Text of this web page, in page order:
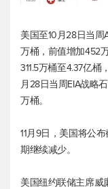
美国至10月28日当周
万桶，前值增加452
311.5万桶至4.37亿桶
月28日当周EIA战略
万桶。
11月9日，美国将公
期继续减少。
美国纽约联储主席威